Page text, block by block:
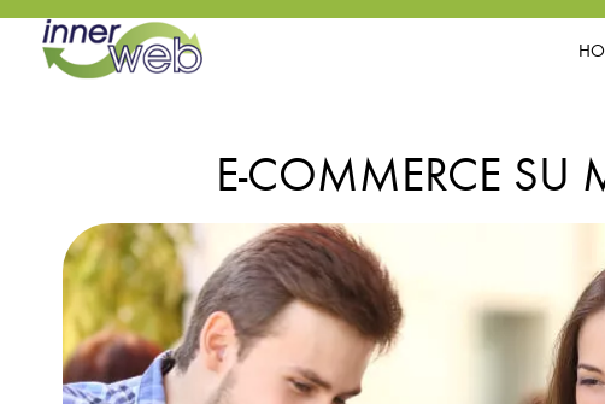
E-COMMERCE SU